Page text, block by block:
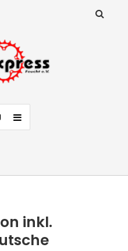
e.V.
inkl.